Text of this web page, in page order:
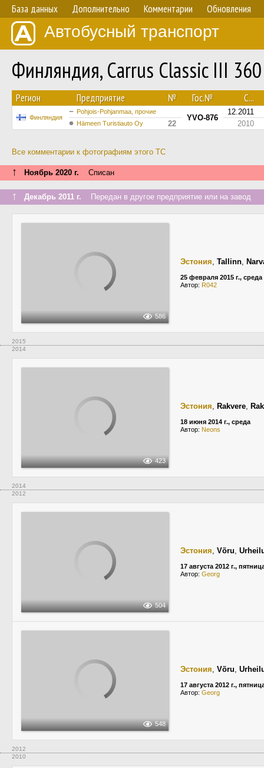
База данных Дополнительно Комментарии Обновления
Автобусный транспорт
Финляндия, Carrus Classic III
Регион Предприятие № Гос.№ С...
Финляндия
Pohjois-Pohjanmaa, прочие
YVO-876
12.2011
Hämeen Turistiauto Oy 22 2010
Все комментарии к фотографиям этого ТС
↑ Ноябрь 2020 г. Списан
↑ Декабрь 2011 г. Передан в другое предприятие или на завод
586
Эстония, Tallinn,
25 февраля 2015 г., среда
Автор: R042
2015
2014
423
Эстония, Rakvere,
18 июня 2014 г., среда
Автор: Neons
2014
2012
504
Эстония, Võru,
17 августа 2012 г.,
Автор: Georg
548
Эстония, Võru,
17 августа 2012 г.,
Автор: Georg
2012
2010